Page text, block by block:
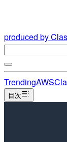
produced by
TrendingAWS
目次